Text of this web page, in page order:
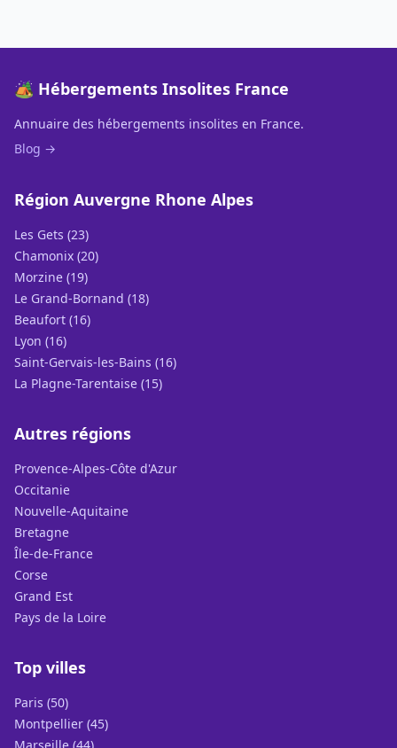
🏕️ Hébergements Insolites France
Annuaire des hébergements insolites en France.
Blog →
Région Auvergne Rhone Alpes
Les Gets (23)
Chamonix (20)
Morzine (19)
Le Grand-Bornand (18)
Beaufort (16)
Lyon (16)
Saint-Gervais-les-Bains (16)
La Plagne-Tarentaise (15)
Autres régions
Provence-Alpes-Côte d'Azur
Occitanie
Nouvelle-Aquitaine
Bretagne
Île-de-France
Corse
Grand Est
Pays de la Loire
Top villes
Paris (50)
Montpellier (45)